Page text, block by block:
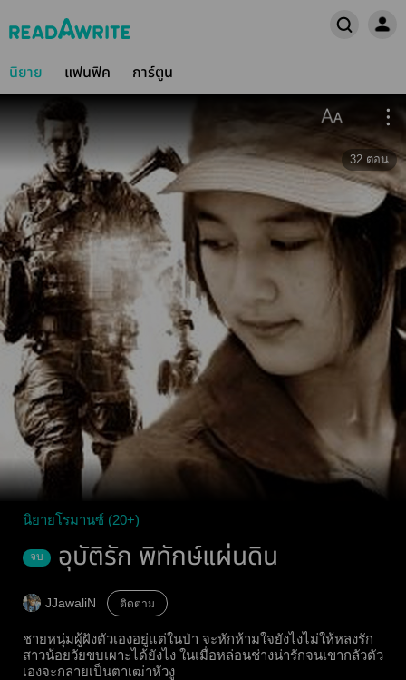
นิยาย แฟนฟิค การ์ตูน
32 ตอน
นิยายโรมานซ์ (20+)
จบ อุบัติรัก พิทักษ์แผ่นดิน
JJawaliN ติดตาม
ชายหนุ่มผู้ฝังตัวเองอยู่แต่ในป่า จะหักห้ามใจยังไงไม่ให้หลงรัก
สาวน้อยวัยขบเผาะได้ยังไง ในเมื่อหล่อนช่างน่ารักจนเขากลัวตัว
เองจะกลายเป็นตาเฒ่าหัวงู